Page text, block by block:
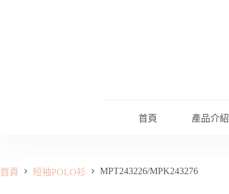
首頁 產品介紹
首頁 短袖POLO衫 MPT243226/MPK243276